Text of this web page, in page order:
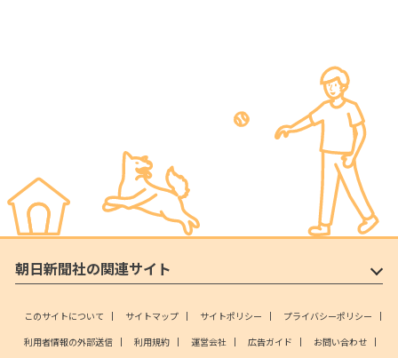
朝日新聞社の関連サイト
このサイトについて サイトマップ サイトポリシー
プライバシーポリシー
利用者情報の外部送信
利用規約 運営会社 広告ガイド お問い合わせ